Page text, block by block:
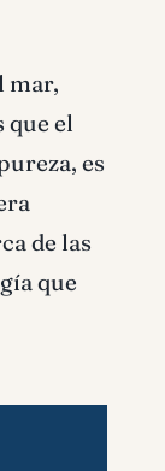
mar,
que el
es
de las
que